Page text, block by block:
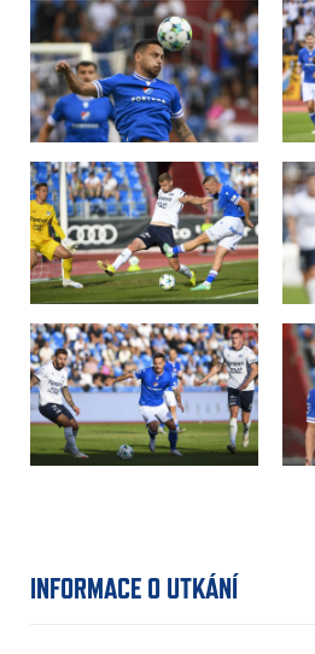
INFORMACE O UTKÁNÍ